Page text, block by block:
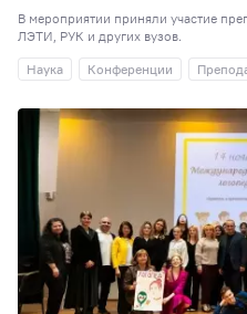
В мероприятии приняли участие
ЛЭТИ, РУК и других вузов.
Наука
Конференции